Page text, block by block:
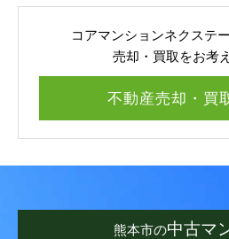
コアマンションネクステ
売却・買取をお考
不動産売却・買
熊本市の中古マ